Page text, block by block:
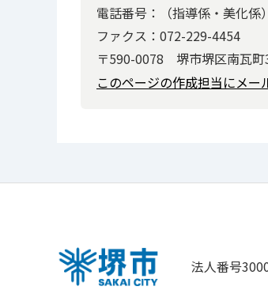
電話番号：（指導係・美化係）
ファクス：072-229-4454
〒590-0078 堺市堺区南瓦
このページの作成担当にメー
法人番号